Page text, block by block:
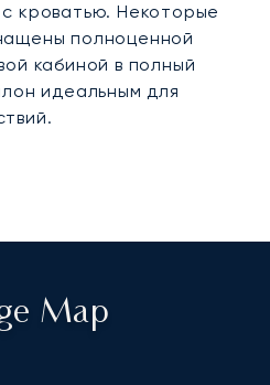
кроватью. Некоторые
полноценной
кабиной в полный
идеальным для
Map